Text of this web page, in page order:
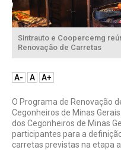
Sintrauto e Coopercemg
Renovação de Carretas
A- A A+
O Programa de Renovação
Cegonheiros de Minas
dos Cegonheiros de Minas
participantes para a
carretas previstas na etapa